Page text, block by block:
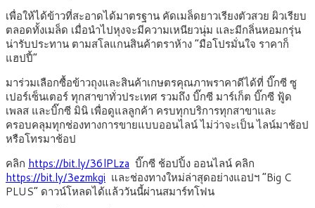
เพื่อให้ได้ข้าวที่สะอาดได้มาตรฐาน คัดเมล็ดยาวเรียงตัวสวย ผิวเรียบ
ตลอดทั้งเมล็ด เมื่อนำไปหุงจะมีความเหนียวนุ่ม และมีกลิ่นหอมกรุ่น
น่ารับประทาน ตามสโลแกนสินค้าตราห้าง “มือโปรมั่นใจ ราคาก็
แฮปปี้”
มาร่วมเลือกซื้อข้าวถุงและสินค้าเกษตรคุณภาพราคาดีได้ที่ บิ๊กซี ซู
เปอร์เซ็นเตอร์ ทุกสาขาทั่วประเทศ รวมถึง บิ๊กซี มาร์เก็ต บิ๊กซี ฟู้ด
เพลส และบิ๊กซี มินิ เพื่อดูแลลูกค้า ครบทุกบริการทุกสาขาและ
ครอบคลุมทุกช่องทางการขายแบบออนไลน์ ไม่ว่าจะเป็น ไลน์มาช้อป
หรือโทรมาช้อป
คลิก https://bit.ly/36lPLza บิ๊กซี ช้อปปิ้ง ออนไลน์ คลิก
https://bit.ly/3ezmkgi และช่องทางใหม่ล่าสุดอย่างแอปฯ “Big C
PLUS” ดาวน์โหลดได้แล้ววันนี้ผ่านสมาร์ทโฟน